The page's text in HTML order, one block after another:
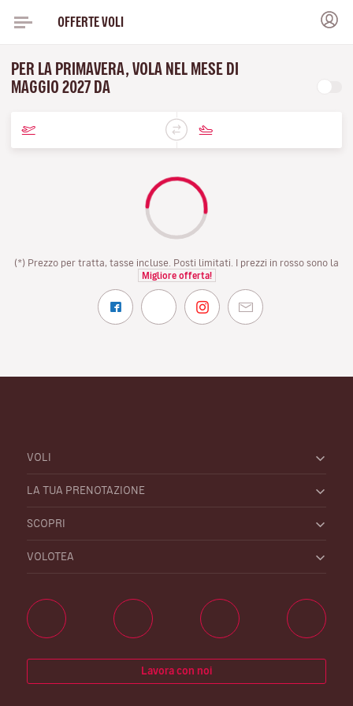
OFFERTE VOLI
PER LA PRIMAVERA, VOLA NEL MESE DI
MAGGIO 2027 DA
(*) Prezzo per tratta, tasse incluse. Posti limitati. I prezzi in rosso sono la
Migliore offerta!
VOLI
LA TUA PRENOTAZIONE
SCOPRI
VOLOTEA
Lavora con noi